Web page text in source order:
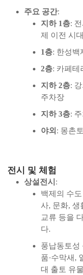
주요 공간:
지하 1층:
제 이전 시
1층: 한성백
2층: 카페테
지하 2층:
주차장
지하 3층:
야외 : 몽촌
전시 및 체험
상설전시 :
백제의 수
사, 문화, 생
교류 등을
다.
풍납동토성
품·수막새,
대 출토 유